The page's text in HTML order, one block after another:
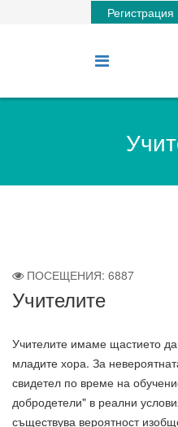
Регистрация
ПОСЕЩЕНИЯ: 6887
Учителите
Учителите имаме щастието
младите хора. За
свидетел по време на
добродетели" в реални
съществува вероятност